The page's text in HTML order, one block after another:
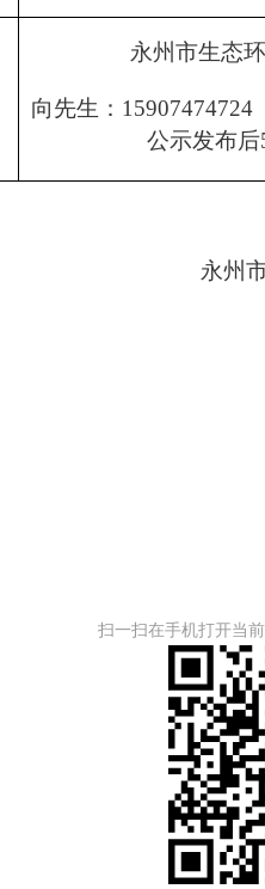
永州市生态
向先生：
公示发布后
永州
扫一扫在手机打开当前